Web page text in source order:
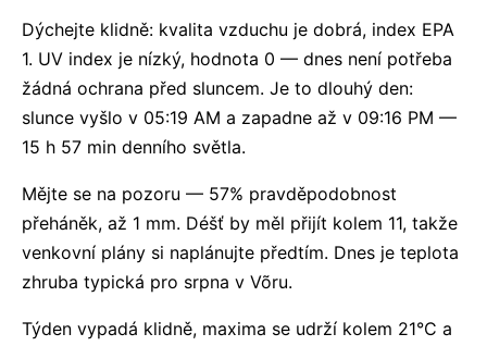
Dýchejte klidně: kvalita vzduchu je dobrá, index EPA
1. UV index je nízký, hodnota 0 — dnes není potřeba
žádná ochrana před sluncem. Je to dlouhý den:
slunce vyšlo v 05:19 AM a zapadne až v 09:16 PM —
15 h 57 min denního světla.
Mějte se na pozoru — 57% pravděpodobnost
přeháněk, až 1 mm. Déšť by měl přijít kolem 11, takže
venkovní plány si naplánujte předtím. Dnes je teplota
zhruba typická pro srpna v Võru.
Týden vypadá klidně, maxima se udrží kolem 21°C a